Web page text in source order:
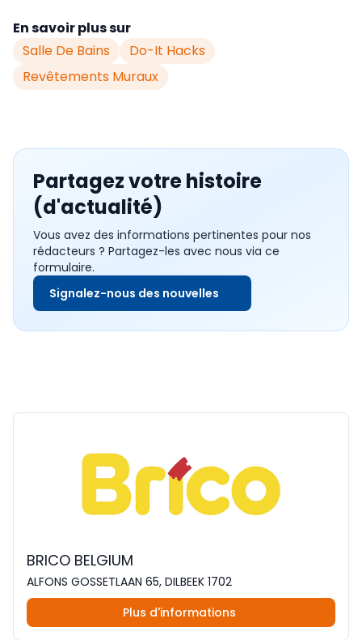
En savoir plus sur
Salle De Bains
Do-It Hacks
Revêtements Muraux
Partagez votre histoire
(d'actualité)
Vous avez des informations pertinentes pour nos
rédacteurs ? Partagez-les avec nous via ce
formulaire.
Signalez-nous des nouvelles
BRICO BELGIUM
ALFONS GOSSETLAAN 65, DILBEEK 1702
Plus d'informations